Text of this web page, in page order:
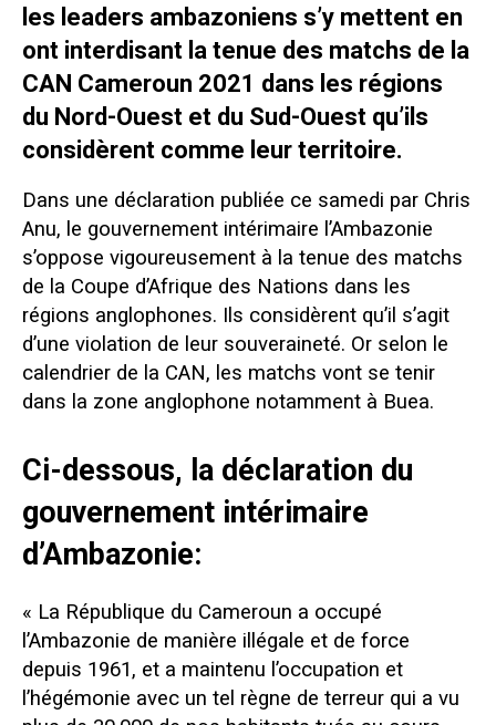
les leaders ambazoniens s’y mettent en
ont interdisant la tenue des matchs de la
CAN Cameroun 2021 dans les régions
du Nord-Ouest et du Sud-Ouest qu’ils
considèrent comme leur territoire.
Dans une déclaration publiée ce samedi par Chris
Anu, le gouvernement intérimaire l’Ambazonie
s’oppose vigoureusement à la tenue des matchs
de la Coupe d’Afrique des Nations dans les
régions anglophones. Ils considèrent qu’il s’agit
d’une violation de leur souveraineté. Or selon le
calendrier de la CAN, les matchs vont se tenir
dans la zone anglophone notamment à Buea.
Ci-dessous, la déclaration du
gouvernement intérimaire
d’Ambazonie:
« La République du Cameroun a occupé
l’Ambazonie de manière illégale et de force
depuis 1961, et a maintenu l’occupation et
l’hégémonie avec un tel règne de terreur qui a vu